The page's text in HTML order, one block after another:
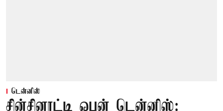
டென்னிஸ்
சின்சினாட்டி ஓபன் டென்னிஸ்: